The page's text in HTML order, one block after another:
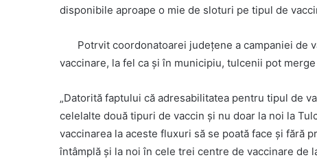
disponibile aproape o mie de sloturi pe tipul de
Potrvit coordonatoarei judeţene a campaniei de
vaccinare, la fel ca şi în municipiu, tulcenii pot
„Datorită faptului că adresabilitatea pentru tipul de
celelalte două tipuri de vaccin şi nu doar la noi la
vaccinarea la aceste fluxuri să se poată face şi fără
întâmplă şi la noi în cele trei centre de vaccinare de